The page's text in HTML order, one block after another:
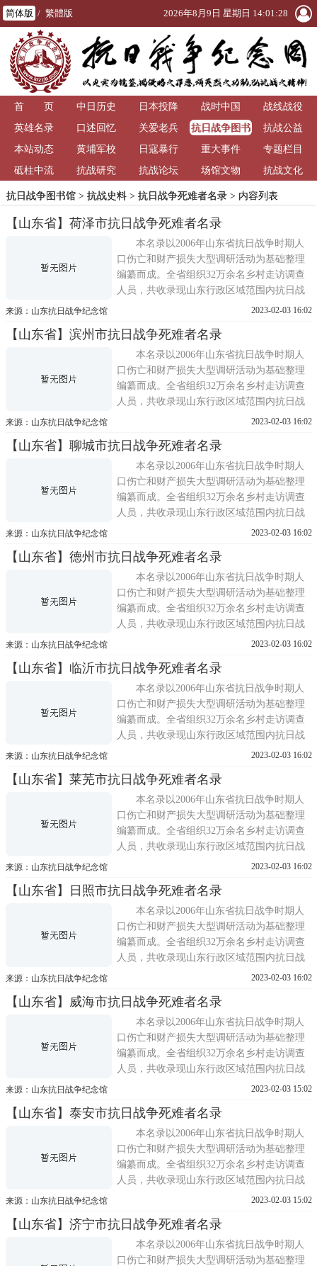
简体版 / 繁體版 2026年8月9日 星期日 14:01:29
首 页 中日历史 日本投降 战时中国
战线战役
英雄名录
口述回忆 关爱老兵
抗日战争图书
馆
抗战公益
本站动态
黄埔军校 日寇暴行 重大事件
专题栏目
砥柱中流
抗战研究 抗战论坛 场馆文物 抗战文化
抗日战争图书馆> 抗战史料> 抗日战争死难者名录> 内容列表
【山东省】荷泽市抗日战争死难者名录
本名录以2006年山东省抗日战争时期人
口伤亡和财产损失大型调研活动为基础整理
编纂而成。全省组织32万余名乡村走访调查
人员，共收录现山东行政区域范围内抗日战
争期间(1937 年7月至1945 年8月)因战争因素
来源：山东抗日战争纪念馆 2023-02-03 16:02
【山东省】滨州市抗日战争死难者名录
本名录以2006年山东省抗日战争时期人
口伤亡和财产损失大型调研活动为基础整理
编纂而成。全省组织32万余名乡村走访调查
人员，共收录现山东行政区域范围内抗日战
争期间(1937 年7月至1945 年8月)因战争因素
来源：山东抗日战争纪念馆 2023-02-03 16:02
【山东省】聊城市抗日战争死难者名录
本名录以2006年山东省抗日战争时期人
口伤亡和财产损失大型调研活动为基础整理
编纂而成。全省组织32万余名乡村走访调查
人员，共收录现山东行政区域范围内抗日战
争期间(1937 年7月至1945 年8月)因战争因素
来源：山东抗日战争纪念馆 2023-02-03 16:02
【山东省】德州市抗日战争死难者名录
本名录以2006年山东省抗日战争时期人
口伤亡和财产损失大型调研活动为基础整理
编纂而成。全省组织32万余名乡村走访调查
人员，共收录现山东行政区域范围内抗日战
争期间(1937 年7月至1945 年8月)因战争因素
来源：山东抗日战争纪念馆 2023-02-03 16:02
【山东省】临沂市抗日战争死难者名录
本名录以2006年山东省抗日战争时期人
口伤亡和财产损失大型调研活动为基础整理
编纂而成。全省组织32万余名乡村走访调查
人员，共收录现山东行政区域范围内抗日战
争期间(1937 年7月至1945 年8月)因战争因素
来源：山东抗日战争纪念馆 2023-02-03 16:02
【山东省】莱芜市抗日战争死难者名录
本名录以2006年山东省抗日战争时期人
口伤亡和财产损失大型调研活动为基础整理
编纂而成。全省组织32万余名乡村走访调查
人员，共收录现山东行政区域范围内抗日战
争期间(1937 年7月至1945 年8月)因战争因素
来源：山东抗日战争纪念馆 2023-02-03 16:02
【山东省】日照市抗日战争死难者名录
本名录以2006年山东省抗日战争时期人
口伤亡和财产损失大型调研活动为基础整理
编纂而成。全省组织32万余名乡村走访调查
人员，共收录现山东行政区域范围内抗日战
争期间(1937 年7月至1945 年8月)因战争因素
来源：山东抗日战争纪念馆 2023-02-03 16:02
【山东省】威海市抗日战争死难者名录
本名录以2006年山东省抗日战争时期人
口伤亡和财产损失大型调研活动为基础整理
编纂而成。全省组织32万余名乡村走访调查
人员，共收录现山东行政区域范围内抗日战
争期间(1937 年7月至1945 年8月)因战争因素
来源：山东抗日战争纪念馆 2023-02-03 15:02
【山东省】泰安市抗日战争死难者名录
本名录以2006年山东省抗日战争时期人
口伤亡和财产损失大型调研活动为基础整理
编纂而成。全省组织32万余名乡村走访调查
人员，共收录现山东行政区域范围内抗日战
争期间(1937 年7月至1945 年8月)因战争因素
来源：山东抗日战争纪念馆 2023-02-03 15:02
【山东省】济宁市抗日战争死难者名录
本名录以2006年山东省抗日战争时期人
口伤亡和财产损失大型调研活动为基础整理